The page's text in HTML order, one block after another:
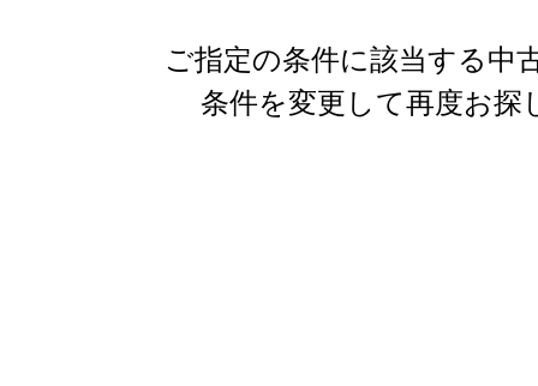
ご指定の条件に該当する中
条件を変更して再度お探